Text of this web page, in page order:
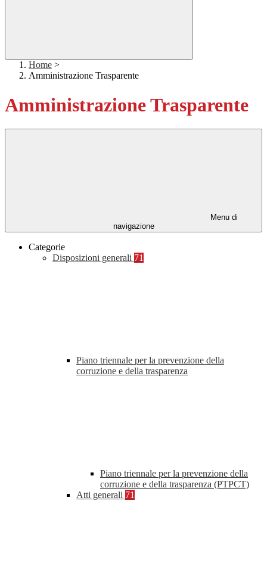
Home >
Amministrazione Trasparente
Amministrazione Trasparente
Menu di
navigazione
Categorie
Disposizioni generali 71
Piano triennale per la prevenzione della
corruzione e della trasparenza
Piano triennale per la prevenzione della
corruzione e della trasparenza (PTPCT)
Atti generali 71